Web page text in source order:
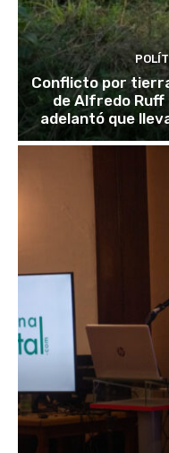
Conflicto por
de Alfredo Ruff
adelantó que